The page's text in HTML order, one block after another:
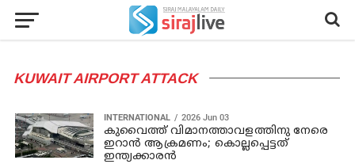
KUWAIT AIRPORT ATTACK
INTERNATIONAL 2026 Jun 03
കുവൈത്ത് വിമാനത്താവളത്തിനു നേരെ
ഇറാൻ ആക്രമണം; കൊല്ലപ്പെട്ടത്
ഇന്ത്യക്കാരൻ